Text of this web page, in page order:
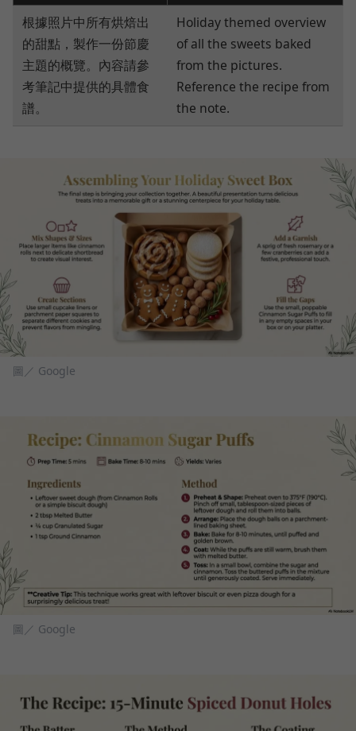
根據照片中所有烘焙出
的甜點，製作一份節慶
主題的概覽。內容請參
考筆記中提供的具體食
譜。
Holiday themed overview
of all the sweets baked
from the pictures.
Reference the recipe from
the note.
圖／ Google
圖／ Google